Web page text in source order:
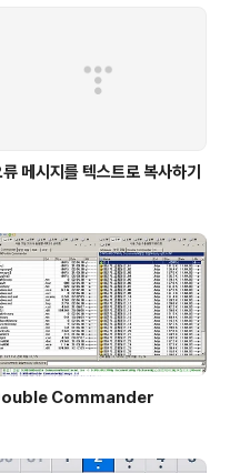
코딩해
다. 게다..
메시지를 텍스트로 복사하기
Commander